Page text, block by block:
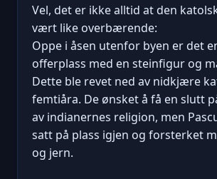
Vel, det er ikke alltid at den
vært like overbærende:
Oppe i åsen utenfor byen er det
offerplass med en steinfigur og
Dette ble revet ned av nidkjære
femtiåra. De ønsket å få en slutt
av indianernes religion, men
satt på plass igjen og forsterket
og jern.